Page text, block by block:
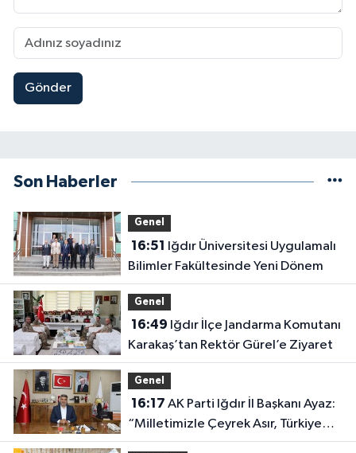
Gönder
Son Haberler
Genel
16:51
Bilimler Fakültesinde Yeni Dönem
Genel
16:49
Karakaş’tan Rektör Gürel’e Ziyaret
Genel
16:17
“Milletimizle Çeyrek Asır, Türkiye
Geleceğe Hazır”